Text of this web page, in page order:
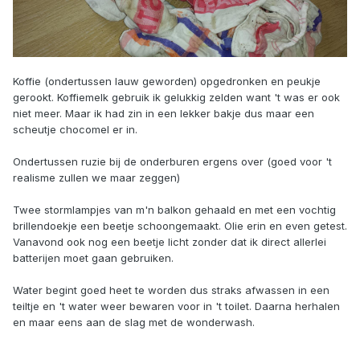
Koffie (ondertussen lauw geworden) opgedronken en peukje
gerookt. Koffiemelk gebruik ik gelukkig zelden want 't was er ook
niet meer. Maar ik had zin in een lekker bakje dus maar een
scheutje chocomel er in.
Ondertussen ruzie bij de onderburen ergens over (goed voor 't
realisme zullen we maar zeggen)
Twee stormlampjes van m'n balkon gehaald en met een vochtig
brillendoekje een beetje schoongemaakt. Olie erin en even getest.
Vanavond ook nog een beetje licht zonder dat ik direct allerlei
batterijen moet gaan gebruiken.
Water begint goed heet te worden dus straks afwassen in een
teiltje en 't water weer bewaren voor in 't toilet. Daarna herhalen
en maar eens aan de slag met de wonderwash.